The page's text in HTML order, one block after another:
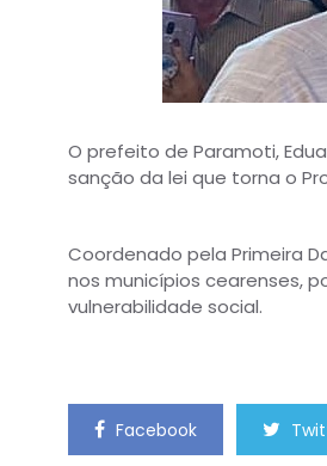
O prefeito de Paramoti,
sanção da lei que torna o
Coordenado pela Primeira
nos municípios cearenses,
vulnerabilidade social.
Facebook